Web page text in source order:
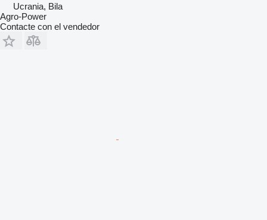
Ucrania, Bila
Agro-Power
Contacte con el vendedor